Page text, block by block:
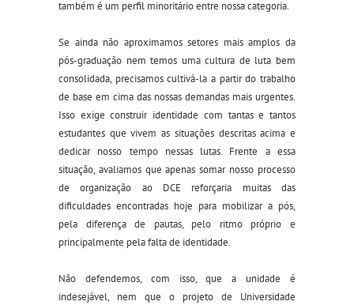
também é um perfil minoritário entre nossa categoria.
Se ainda não aproximamos setores mais amplos da
pós-graduação nem temos uma cultura de luta bem
consolidada, precisamos cultivá-la a partir do trabalho
de base em cima das nossas demandas mais urgentes.
Isso exige construir identidade com tantas e tantos
estudantes que vivem as situações descritas acima e
dedicar nosso tempo nessas lutas. Frente a essa
situação, avaliamos que apenas somar nosso processo
de organização ao DCE reforçaria muitasdas
dificuldades encontradas hoje para mobilizar a pós,
pela diferença de pautas, pelo ritmo próprio e
principalmente pela falta de identidade.
Não defendemos, com isso, que a unidade é
indesejável, nem que o projeto de Universidade